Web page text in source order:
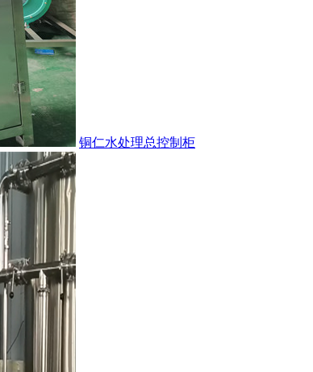
铜仁水处理总控制柜